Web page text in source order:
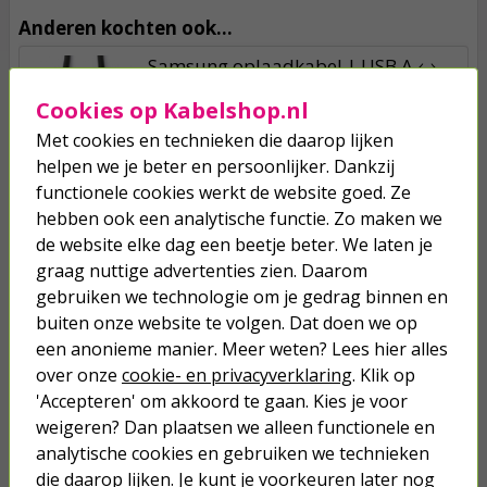
Anderen kochten ook...
Samsung oplaadkabel | USB A ↔
480 Mbps, Snellaadfunctie, Zwart)
2,75
Alleslijm | Pritt (Flacon,
Oplosmiddelvrij, 100 ml)
2,95
Reservelamp voor UV
waterzuivering | Ubbink (5W)
11,95
Cookies op Kabelshop.nl
Met cookies en technieken die daarop lijken
helpen we je beter en persoonlijker. Dankzij
functionele cookies werkt de website goed. Ze
hebben ook een analytische functie. Zo maken we
de website elke dag een beetje beter. We laten je
graag nuttige advertenties zien. Daarom
gebruiken we technologie om je gedrag binnen en
buiten onze website te volgen. Dat doen we op
een anonieme manier. Meer weten? Lees hier alles
over onze cookie- en privacyverklaring. Klik op
'Accepteren' om akkoord te gaan. Kies je voor
weigeren? Dan plaatsen we alleen functionele en
analytische cookies en gebruiken we technieken
die daarop lijken. Je kunt je voorkeuren later nog